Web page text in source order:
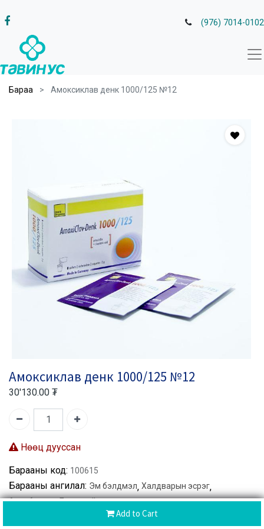
(976) 7014-0102
Бараа Амоксиклав денк 1000/125 №12
Add to Cart
Амоксиклав денк 1000/125 №12
30'130.00 ₮
Нөөц дууссан
Барааны код: 100615
Барааны ангилал: Эм бэлдмэл, Халдварын эсрэг,
Антибиотик, Бактерийн эсрэг